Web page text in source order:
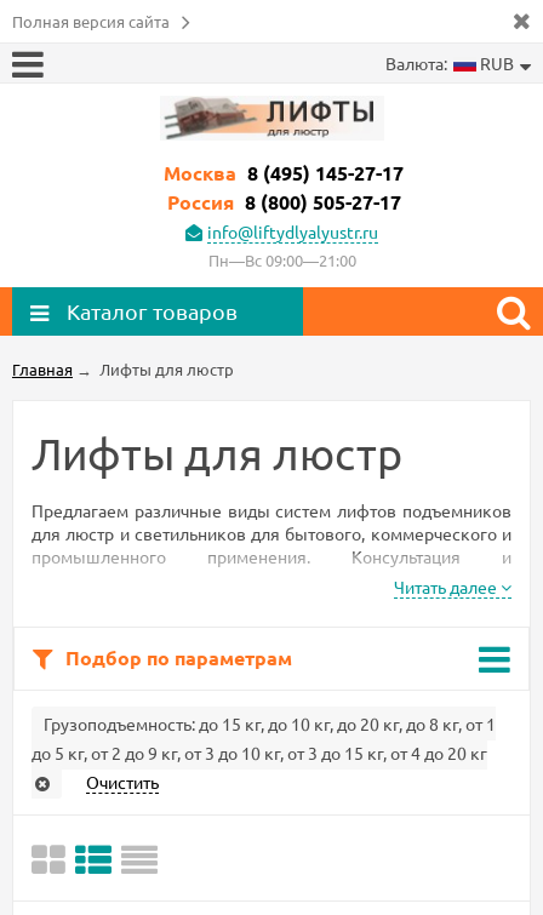
Полная версия сайта
Валюта: RUB
Москва 8 (495) 145-27-17
Россия 8 (800) 505-27-17
info@liftydlyalyustr.ru
Пн—Вс 09:00—21:00
Каталог товаров
Главная → Лифты для люстр
Лифты для люстр
Предлагаем различные виды систем лифтов подъемников
для люстр и светильников для бытового, коммерческого и
промышленного применения. Консультация и
сопровождение от проекта до реализации. Подбор
подъемного оборудования под Ваш объект.
увеличенной грузоподъемностью для крупногабаритных и
сверхтяжелых люстр.
Читать далее
Подбор по параметрам
Грузоподъемность: до 15 кг, до 10 кг, до 20 кг, до 8 кг,от 1
до 5 кг,от 2 до 9 кг,от 3 до 10 кг,от 3 до 15 кг,от 4 до 20 кг
Очистить